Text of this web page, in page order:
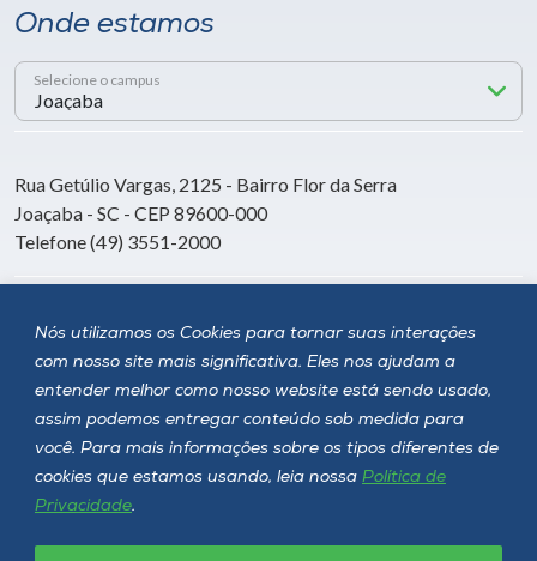
Nós utilizamos os Cookies para tornar suas interações
com nosso site mais significativa. Eles nos ajudam a
entender melhor como nosso website está sendo usado,
assim podemos entregar conteúdo sob medida para
você. Para mais informações sobre os tipos diferentes de
cookies que estamos usando, leia nossa Política de
Privacidade.
Onde estamos
Selecione o campus
Rua Getúlio Vargas, 2125 - Bairro Flor da Serra
Joaçaba - SC - CEP 89600-000
Telefone (49) 3551-2000
Siga a Unoesc